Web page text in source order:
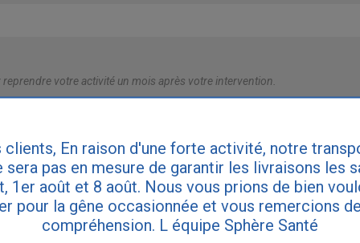
reprendre votre activité un mois après votre intervention.
DES QUESTIONS
réponse ne remplace pas le diagnostic de votre médecin. Consultez
si vous souffrez d'incontinence.
clients, En raison d'une forte activité, notre
sera pas en mesure de garantir les livraisons les
1er août et 8 août. Nous vous prions de bien
pour la gêne occasionnée et vous remercions
compréhension. L équipe Sphère Santé